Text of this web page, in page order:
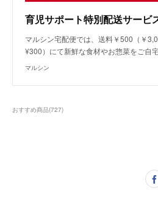
育児サポート特別配送サービ
マルシン宅配便では、送料￥500（￥
¥300）にて新鮮な食材やお惣菜をご自
マルシン
おすすめ商品(727)